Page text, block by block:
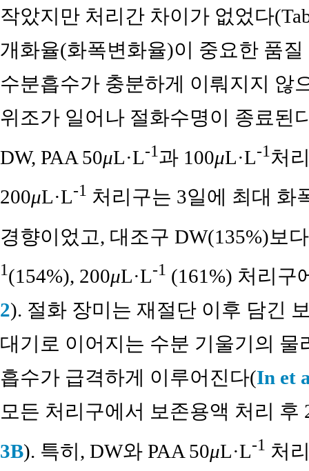
작았지만 처리간 차이가 없었다
개화율(화폭변화율)이 중요한 품
수분흡수가 충분하게 이뤄지지 않
위조가 일어나 절화수명이 종료된
DW, PAA 50μL·L-1과 100μL·L-1 처
200μL·L-1 처리구는 3일에 최대 화
경향이었고, 대조구 DW(135%)보
1(154%), 200μL·L-1 (161%) 처리구
2). 절화 장미는 재절단 이후 담긴
대기로 이어지는 수분 기울기의
흡수가 급격하게 이루어진다(In et
모든 처리구에서 보존용액 처리
3B). 특히, DW와 PAA 50μL·L-1 처